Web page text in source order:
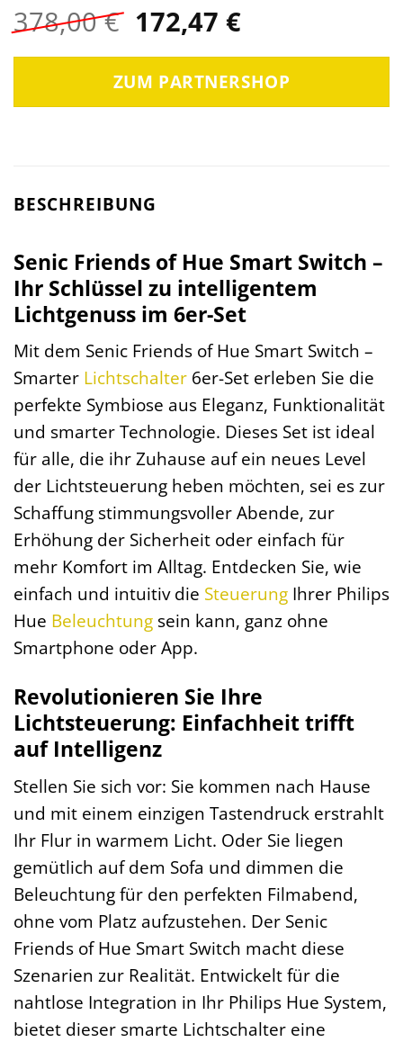
378,00€ Ursprünglicher
Preis
war:
378,00 €
172,47 €Aktueller
ist:
172,47 €.
ZUM PARTNERSHOP
BESCHREIBUNG
Senic Friends of Hue Smart Switch –
Ihr Schlüssel zu intelligentem
Lichtgenuss im 6er-Set
Mit dem Senic Friends of Hue Smart Switch –
Smarter Lichtschalter 6er-Set erleben Sie die
perfekte Symbiose aus Eleganz, Funktionalität
und smarter Technologie. Dieses Set ist ideal
für alle, die ihr Zuhause auf ein neues Level
der Lichtsteuerung heben möchten, sei es zur
Schaffung stimmungsvoller Abende, zur
Erhöhung der Sicherheit oder einfach für
mehr Komfort im Alltag. Entdecken Sie, wie
einfach und intuitiv die Steuerung Ihrer Philips
Hue Beleuchtung sein kann, ganz ohne
Smartphone oder App.
Revolutionieren Sie Ihre
Lichtsteuerung: Einfachheit trifft
auf Intelligenz
Stellen Sie sich vor: Sie kommen nach Hause
und mit einem einzigen Tastendruck erstrahlt
Ihr Flur in warmem Licht. Oder Sie liegen
gemütlich auf dem Sofa und dimmen die
Beleuchtung für den perfekten Filmabend,
ohne vom Platz aufzustehen. Der Senic
Friends of Hue Smart Switch macht diese
Szenarien zur Realität. Entwickelt für die
nahtlose Integration in Ihr Philips Hue System,
bietet dieser smarte Lichtschalter eine